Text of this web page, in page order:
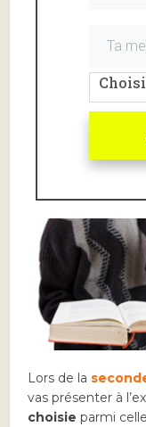
gratuitement à
meilleures
Lors de la
vas présenter à
choisie parmi